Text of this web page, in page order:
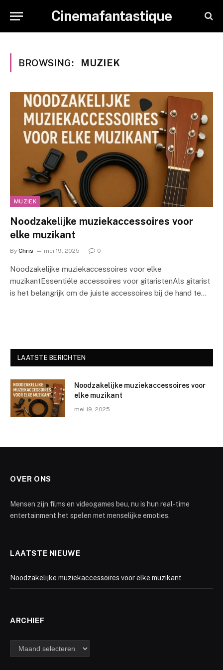
Cinemafantastique
BROWSING: MUZIEK
MUZIEK
Noodzakelijke muziekaccessoires voor
elke muzikant
By Chris mei 19, 2025 0
Noodzakelijke muziekaccessoires voor elke
muzikantEssentiële accessoires voor gitaristenAls gitarist
is het belangrijk om de juiste accessoires bij de hand te…
LAATSTE BERICHTEN
Noodzakelijke muziekaccessoires voor
elke muzikant
mei 19, 2025
OVER ONS
Mensen zijn films en videogames beu, nu is hun real-time
entertainment het spelen met menselijke emoties.
LAATSTE NIEUWE
Noodzakelijke muziekaccessoires voor elke muzikant
ARCHIEF
Archief